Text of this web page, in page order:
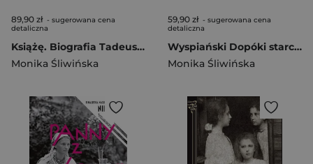
89,90 zł - sugerowana cena
detaliczna
Książę. Biografia Tadeusza Boya-Żeleńskiego wyd. 2024
Monika Śliwińska
59,90 zł - sugerowana cena
detaliczna
Wyspiański Dopóki starczy życia
Monika Śliwińska